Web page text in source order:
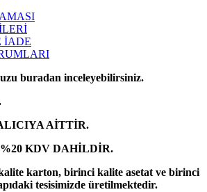
İADE
buradan inceleyebilirsiniz.
AİTTİR.
KDV DAHİLDİR.
karton, birinci kalite asetat ve birinci
tesisimizde üretilmektedir.